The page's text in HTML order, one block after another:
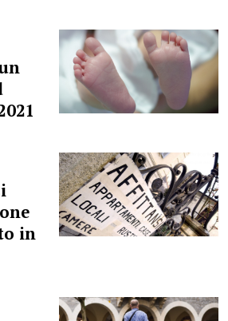
in